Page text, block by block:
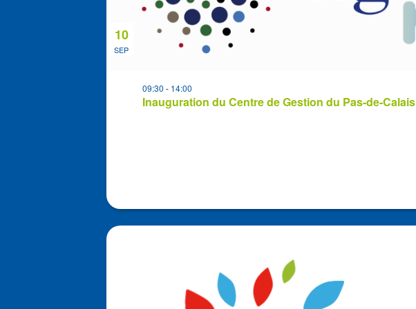
SEP
10
Inauguration du Centre de Gestion du Pas-de-Calais
09:30 - 14:00